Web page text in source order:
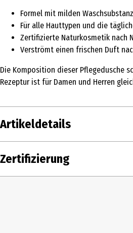
Formel mit milden
Für alle Hauttypen und die
Zertifizierte Naturkosmetik nach
Verströmt einen frischen Duft
Die Komposition dieser Pflegedusche
Rezeptur ist für Damen und Herren
Artikeldetails
Inhalt
Produkttyp Duschgel
Zertifizierung